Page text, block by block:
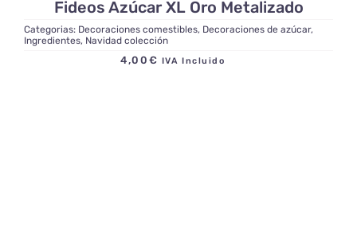
Fideos Azúcar XL Oro Metalizado
Categorias: Decoraciones comestibles, Decoraciones de azúcar,
Ingredientes, Navidad colección
4,00 € IVA Incluido